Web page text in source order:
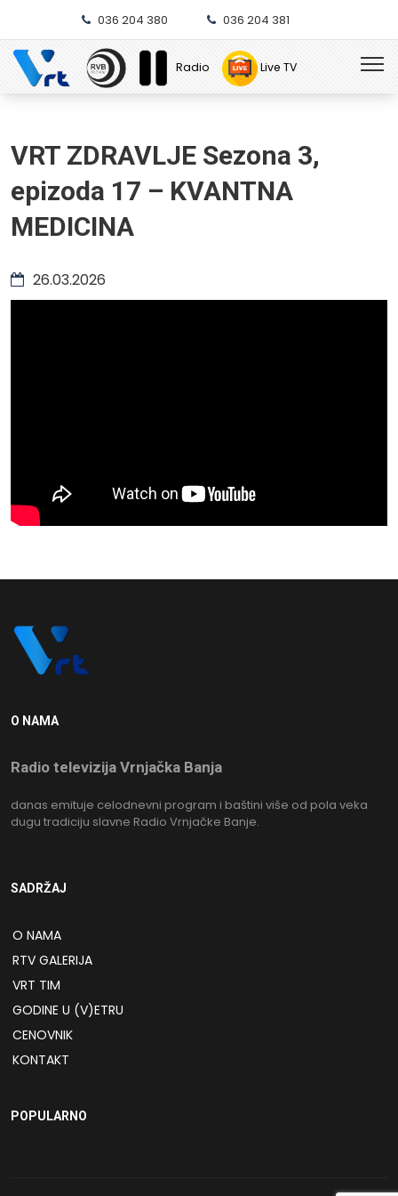
036 204 380 036 204 381
Radio Live TV
VRT ZDRAVLJE Sezona 3,
epizoda 17 – KVANTNA
MEDICINA
26.03.2026
O NAMA
Radio televizija Vrnjačka Banja
danas emituje celodnevni program i baštini više od pola veka
dugu tradiciju slavne Radio Vrnjačke Banje.
SADRŽAJ
O NAMA
RTV GALERIJA
VRT TIM
GODINE U (V)ETRU
CENOVNIK
KONTAKT
POPULARNO